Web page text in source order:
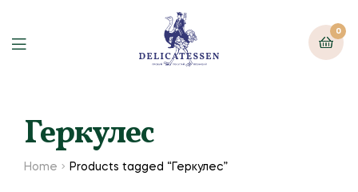
0
Геркулес
Home Products tagged “Геркулес”